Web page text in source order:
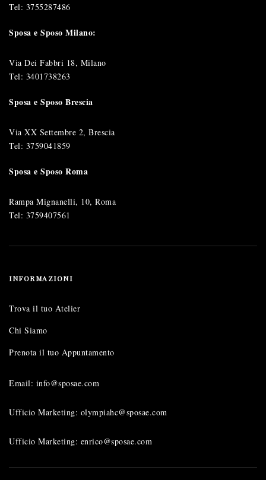
Tel: 3755287486
Sposa e Sposo Milano:
Via Dei Fabbri 18, Milano
Tel: 3401738263
Sposa e Sposo Brescia
Via XX Settembre 2, Brescia
Tel: 3759041859
Sposa e Sposo Roma
Rampa Mignanelli, 10, Roma
Tel: 3759407561
INFORMAZIONI
Trova il tuo Atelier
Chi Siamo
Prenota il tuo Appuntamento
Email: info@sposae.com
Ufficio Marketing: olympiahc@sposae.com
Ufficio Marketing: enrico@sposae.com